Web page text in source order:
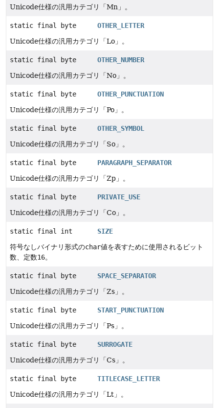
Unicode仕様の汎用カテゴリ「Mn」。
static final byte
OTHER_LETTER
Unicode仕様の汎用カテゴリ「Lo」。
static final byte
OTHER_NUMBER
Unicode仕様の汎用カテゴリ「No」。
static final byte
OTHER_PUNCTUATION
Unicode仕様の汎用カテゴリ「Po」。
static final byte
OTHER_SYMBOL
Unicode仕様の汎用カテゴリ「So」。
static final byte
PARAGRAPH_SEPARATOR
Unicode仕様の汎用カテゴリ「Zp」。
static final byte
PRIVATE_USE
Unicode仕様の汎用カテゴリ「Co」。
static final int
SIZE
符号なしバイナリ形式のchar値を表すために使用されるビット
数、定数16。
static final byte
SPACE_SEPARATOR
Unicode仕様の汎用カテゴリ「Zs」。
static final byte
START_PUNCTUATION
Unicode仕様の汎用カテゴリ「Ps」。
static final byte
SURROGATE
Unicode仕様の汎用カテゴリ「Cs」。
static final byte
TITLECASE_LETTER
Unicode仕様の汎用カテゴリ「Lt」。